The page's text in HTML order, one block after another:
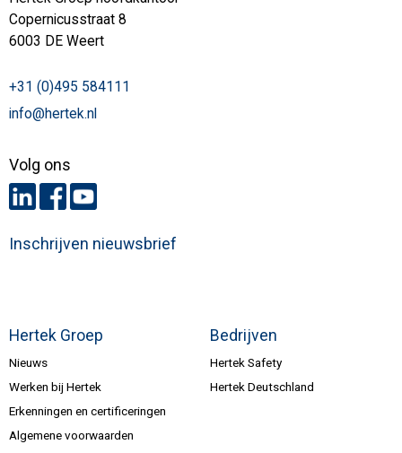
Hertek Groep
Nieuws
Werken bij Hertek
Erkenningen en certificeringen
Algemene voorwaarden
Bedrijven
Hertek Safety
Hertek Deutschland
Copernicusstraat 8
6003 DE Weert
+31 (0)495 584111
info@hertek.nl
Volg ons
Inschrijven nieuwsbrief